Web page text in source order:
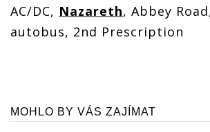
AC/DC, Nazareth, Abbey
autobus, 2nd Prescription
MOHLO BY VÁS ZAJÍMAT